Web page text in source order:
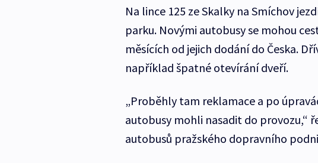
Na lince 125 ze Skalky na Smíchov
parku. Novými autobusy se mohou
měsících od jejich dodání do Česka.
například špatné otevírání dveří.
„Proběhly tam reklamace a po
autobusy mohli nasadit do provozu,“
autobusů pražského dopravního